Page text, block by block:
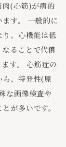
肉(心筋)が病的
す。 一般的に
、心機能は低
ることで代償
す。 心筋症の
、特発性(原
な画像検査や
が多いです。